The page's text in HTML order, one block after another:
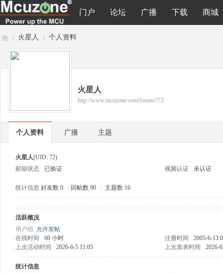
门户 论坛 广播 下载 商城
火星人 个人资料
火星人
http://www.mcuzone.com/forum/?72
个人资料 广播 主题
火星人(UID: 72)
邮箱状态
已验证 视频认证 未认证
统计信息 好友数 0 回帖数 90 主题数 16
活跃概况
用户组 允许发帖
在线时间
60 小时 注册时间
2005-6-13
上次活动时间
2026-6-5 11:05 上次发表时间 2026-
统计信息